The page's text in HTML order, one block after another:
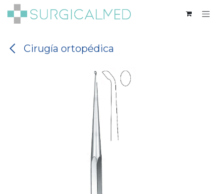
Ir al contenido
Cirugía ortopédica